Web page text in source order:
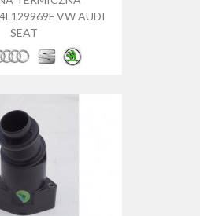
VW AUDI
SEAT